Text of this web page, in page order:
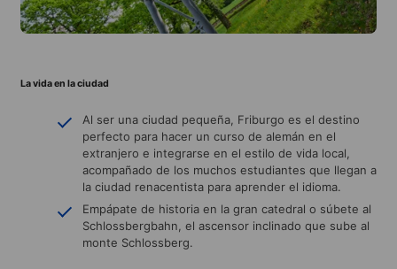
La vida en la ciudad
Al ser una ciudad pequeña, Friburgo es el destino
perfecto para hacer un curso de alemán en el
extranjero e integrarse en el estilo de vida local,
acompañado de los muchos estudiantes que llegan a
la ciudad renacentista para aprender el idioma.
Empápate de historia en la gran catedral o súbete al
Schlossbergbahn, el ascensor inclinado que sube al
monte Schlossberg.